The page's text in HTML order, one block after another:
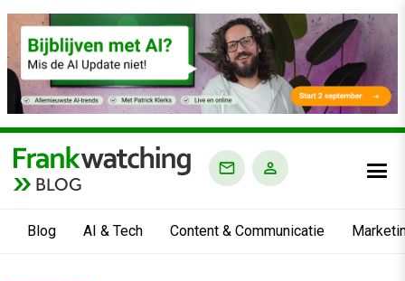
BLOG
Blog AI & Tech Content & Communicatie